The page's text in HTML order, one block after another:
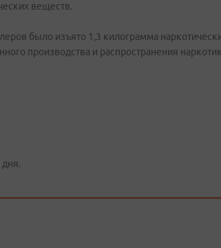
веществ.
было изъято 1,3 килограмма
производства и распространения